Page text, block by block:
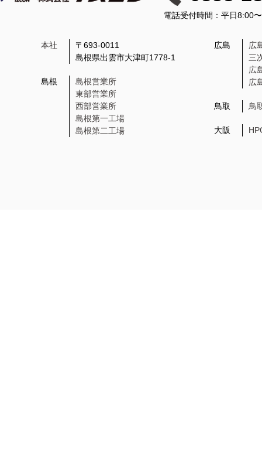
電話受付時間：平日8:00
本社
〒693-0011
島根県出雲市大津町1778-1
島根
島根営業所
東部営業所
西部営業所
島根第一工場
島根第二工場
広島
広
三
広
広
鳥取 鳥
大阪